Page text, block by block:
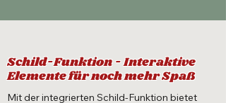
Schild-Funktion - Interaktive
Elemente für noch mehr Spaß
Mit der integrierten Schild-Funktion bietet